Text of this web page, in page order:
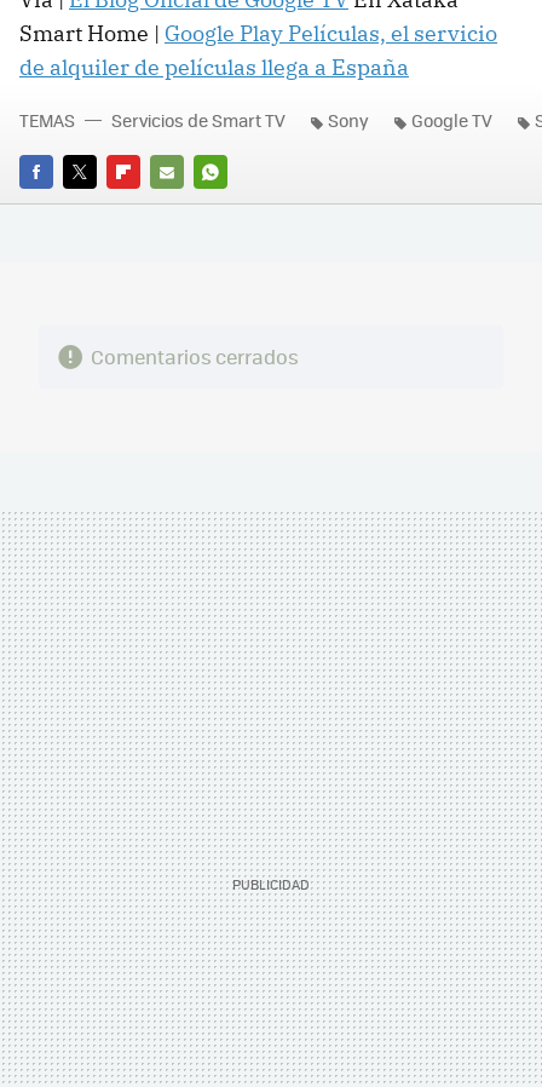
Smart Home | Google Play Películas, el servicio
de alquiler de películas llega a España
FACEBOOK
TWITTERFLIPBOARD
E-
WHATSAPP
TEMAS Servicios de Smart TV Sony Google TV
Comentarios cerrados